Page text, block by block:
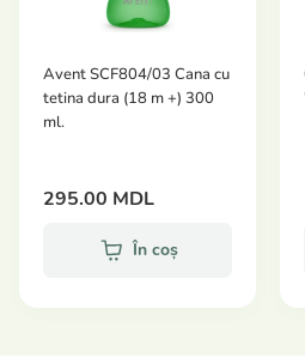
Avent SCF804/03 Cana cu
tetina dura (18 m +) 300
ml.
295.00 MDL
În coș